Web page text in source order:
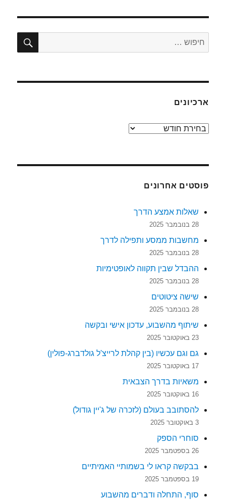
חפש:
ארכיונים
ארכיונים
פוסטים אחרונים
שאלות אמצע הדרך
28 בנובמבר 2025
מחשבות ממסע ותפילה לדרך
28 בנובמבר 2025
ההבדל שבין תקווה לאופטימיות
28 בנובמבר 2025
שישה ציטוטים
28 בנובמבר 2025
שיתוף מהשבוע, עדכון אישי ובקשה
23 באוקטובר 2025
גם וגם עכשיו (בין קהלת לרייצ'ל גולדברג-פולין)
17 באוקטובר 2025
משאיות בדרך הצבאית
16 באוקטובר 2025
להסתובב בעולם (לזכרה של ג'יין גודול)
3 באוקטובר 2025
סוחרי הספק
26 בספטמבר 2025
בבקשה קראו לי בשמותיי האמיתיים
19 בספטמבר 2025
סוף, התחלה ודברים מהשבוע